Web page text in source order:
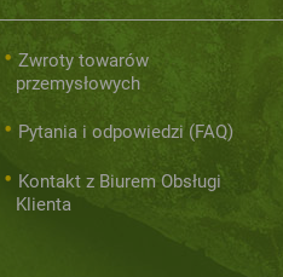
Zwroty towarów
przemysłowych
Pytania i odpowiedzi (FAQ)
Kontakt z Biurem Obsługi
Klienta